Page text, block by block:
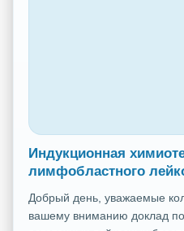
Индукционная
лимфобластного
Добрый день, уважаемые
вашему вниманию доклад